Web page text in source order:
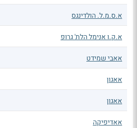
א.ס.מ.ל. הולדינגס
א.ק.ו אנימל הלת' גרופ
אאבי שמידט
אאגון
אאגון
אאדיפיקה